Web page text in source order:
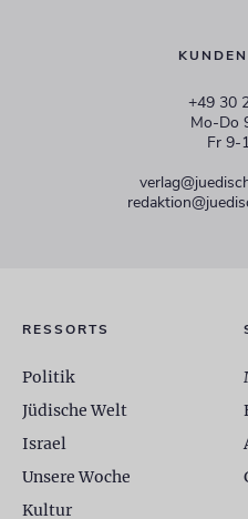
+49 30
Mo-Do
Fr 9-
RESSORTS
Politik
Jüdische Welt
Israel
Unsere Woche
Kultur